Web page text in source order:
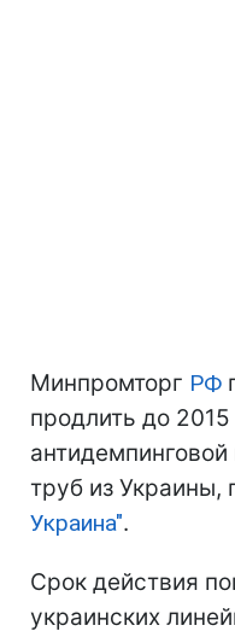
Минпромторг РФ
продлить до 2015
труб из Украины,
Украина".
Срок действия
украинских